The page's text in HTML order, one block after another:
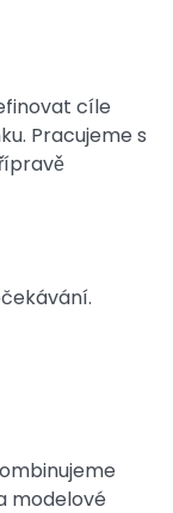
cíle
Pracujeme s
modelové